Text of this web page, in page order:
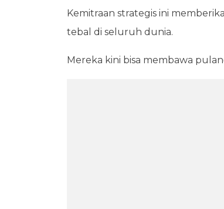
Kemitraan strategis ini
tebal di seluruh dunia.
Mereka kini bisa membawa